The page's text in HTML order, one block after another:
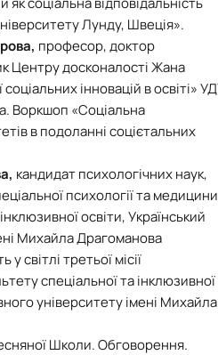
Лунду, Швеція».
професор, доктор
Центру досконалості Жана
інновацій в освіті»
Воркшоп «Соціальна
в подоланні соцієтальних
кандидат психологічних наук,
психології та медицини
освіти, Український
Михайла Драгоманова
світлі третьої місії
спеціальної та інклюзивної
університету імені Михайла
Школи. Обговорення.